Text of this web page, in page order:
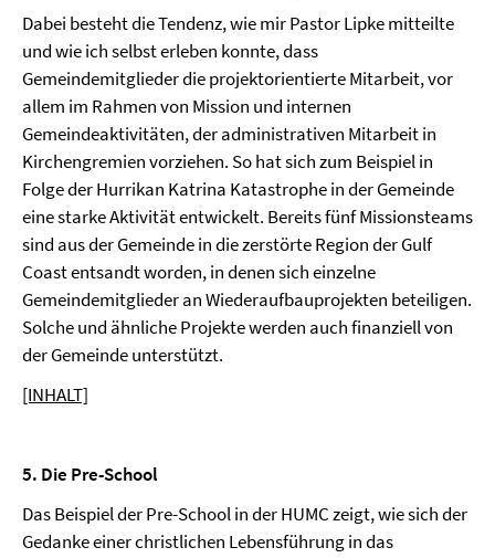
Dabei besteht die Tendenz, wie mir Pastor Lipke mitteilte
und wie ich selbst erleben konnte, dass
Gemeindemitglieder die projektorientierte Mitarbeit, vor
allem im Rahmen von Mission und internen
Gemeindeaktivitäten, der administrativen Mitarbeit in
Kirchengremien vorziehen. So hat sich zum Beispiel in
Folge der Hurrikan Katrina Katastrophe in der Gemeinde
eine starke Aktivität entwickelt. Bereits fünf Missionsteams
sind aus der Gemeinde in die zerstörte Region der Gulf
Coast entsandt worden, in denen sich einzelne
Gemeindemitglieder an Wiederaufbauprojekten beteiligen.
Solche und ähnliche Projekte werden auch finanziell von
der Gemeinde unterstützt.
[INHALT]
5. Die Pre-School
Das Beispiel der Pre-School in der HUMC zeigt, wie sich der
Gedanke einer christlichen Lebensführung in das